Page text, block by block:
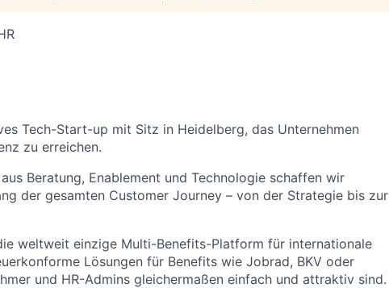
Tech-Start-up mit Sitz in Heidelberg, das Unternehmen
zu erreichen.
Beratung, Enablement und Technologie schaffen wir
der gesamten Customer Journey – von der Strategie bis zur
weltweit einzige Multi-Benefits-Platform für internationale
Lösungen für Benefits wie Jobrad, BKV oder
und HR-Admins gleichermaßen einfach und attraktiv sind.